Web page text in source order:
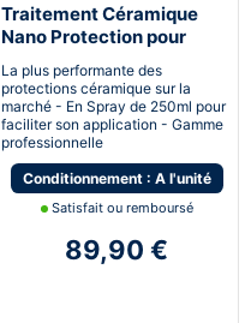
Traitement Céramique
Nano Protection pour
La plus performante des
protections céramique sur la
marché - En Spray de 250ml pour
faciliter son application - Gamme
professionnelle
Conditionnement : A l'unité
Satisfait ou remboursé
89,90 €